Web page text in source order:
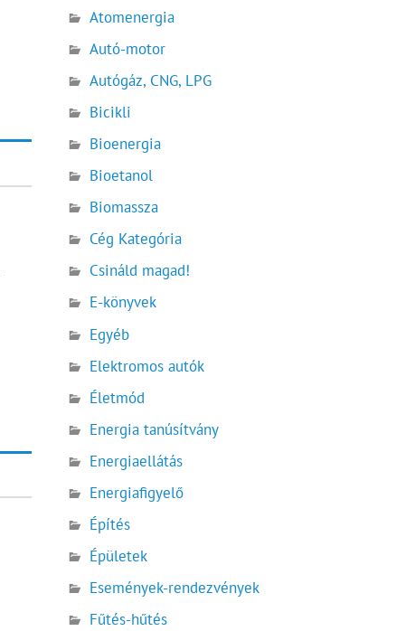
Atomenergia
Autó-motor
Autógáz, CNG, LPG
Bicikli
Bioenergia
Bioetanol
Biomassza
Cég Kategória
Csináld magad!
E-könyvek
Egyéb
Elektromos autók
Életmód
Energia tanúsítvány
Energiaellátás
Energiafigyelő
Építés
Épületek
Események-rendezvények
Fűtés-hűtés